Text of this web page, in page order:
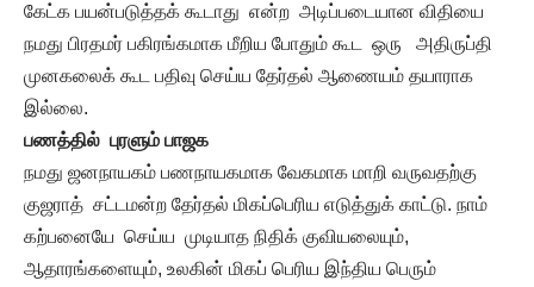
கேட்க பயன்படுத்தக் கூடாது என்ற அடிப்படையான விதியை
நமது பிரதமர் பகிரங்கமாக மீறிய போதும் கூட ஒரு அதிருப்தி
முனகலைக் கூட பதிவு செய்ய தேர்தல் ஆணையம் தயாராக
இல்லை.
பணத்தில் புரளும் பாஜக
நமது ஜனநாயகம் பணநாயகமாக வேகமாக மாறி வருவதற்கு
குஜராத் சட்டமன்ற தேர்தல் மிகப்பெரிய எடுத்துக் காட்டு. நாம்
கற்பனையே செய்ய முடியாத நிதிக் குவியலையும்,
ஆதாரங்களையும், உலகின் மிகப் பெரிய இந்திய பெரும்